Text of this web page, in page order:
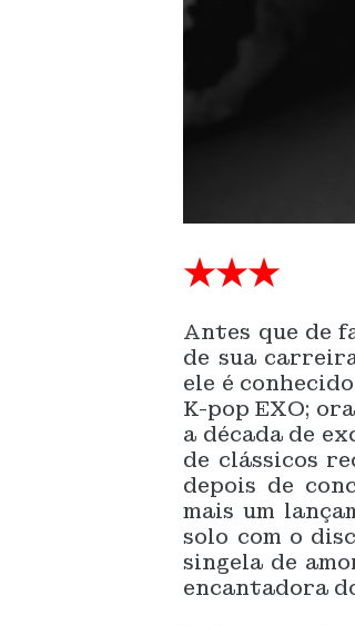
★★★
Antes que de
de sua
ele é
K-pop EXO;
a década de
de clássicos
depois de
mais um
solo com o
singela de
encantadora